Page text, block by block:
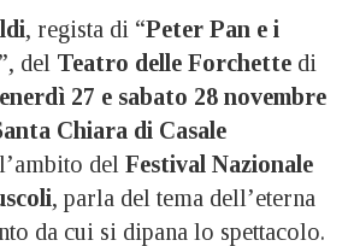
, regista di “Peter Pan e i
del Teatro delle Forchette di
27 e sabato 28 novembre
Chiara di Casale
del Festival Nazionale
, parla del tema dell’eterna
da cui si dipana lo spettacolo.